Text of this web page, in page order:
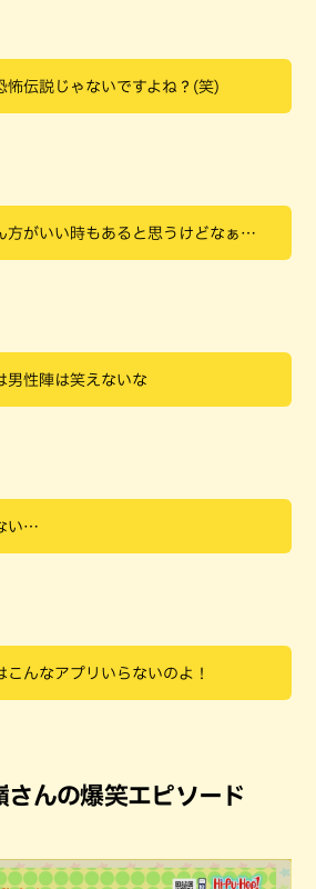
怖伝説じゃないですよね？(笑)
方がいい時もあると思うけどなぁ…
男性陣は笑えないな
い…
こんなアプリいらないのよ！
さんの爆笑エピソード